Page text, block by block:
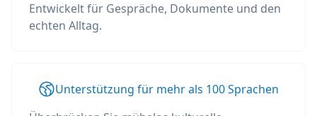
Entwickelt für Gespräche, Dokumente und den
echten Alltag.
Unterstützung für mehr als 100 Sprachen